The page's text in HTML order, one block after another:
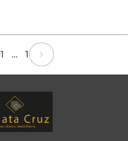
1 ... 1 chevron_right